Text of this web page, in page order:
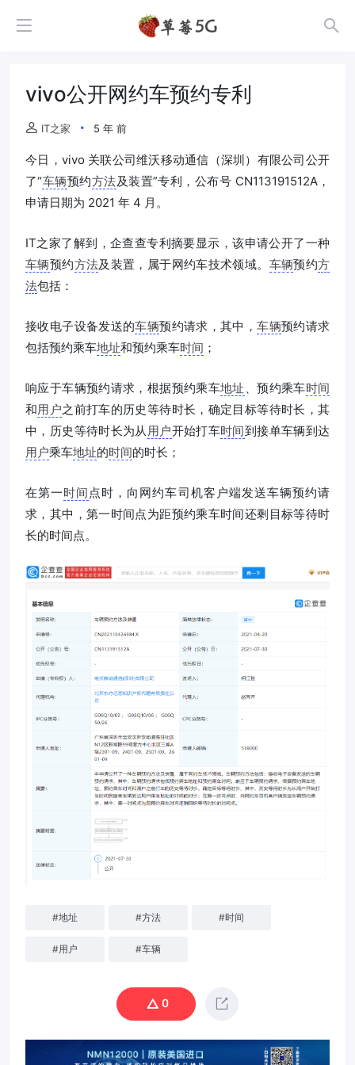
vivo公开网约车预约专利
IT之家 5 年 前
今日，vivo 关联公司维沃移动通信（深圳）有限公司公开
了“车辆预约方法及装置”专利，公布号 CN113191512A，
申请日期为 2021 年 4 月。
IT之家了解到，企查查专利摘要显示，该申请公开了一种
车辆预约方法及装置，属于网约车技术领域。 车辆预约方
法包括：
接收电子设备发送的车辆预约请求，其中，车辆预约请求
包括预约乘车地址和预约乘车时间 ；
响应于车辆预约请求，根据预约乘车地址 、预约乘车时间
和用户之前打车的历史等待时长，确定目标等待时长，其
中，历史等待时长为从 用户开始打车时间到接单车辆到达
用户乘车地址的时间的时长；
在第一时间 点时，向网约车司机客户端发送车辆预约请
求，其中，第一时间点为距预约乘车时间还剩目标等待时
长的时间点。
#地址 #方法 #时间
#用户 #车辆
0